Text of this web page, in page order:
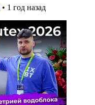
• 1 год назад